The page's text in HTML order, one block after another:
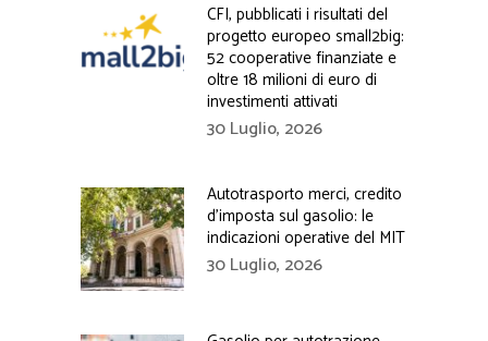
CFI, pubblicati i risultati del
progetto europeo small2big:
52 cooperative finanziate e
oltre 18 milioni di euro di
investimenti attivati
30 Luglio, 2026
Autotrasporto merci, credito
d’imposta sul gasolio: le
indicazioni operative del MIT
30 Luglio, 2026